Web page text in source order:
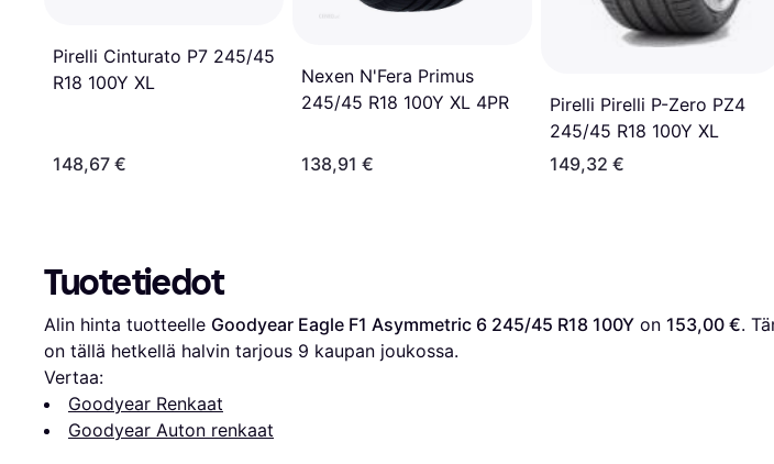
Pirelli Cinturato P7 245/45
R18 100Y XL
148,67 €
Nexen N'Fera Primus
245/45 R18 100Y XL 4PR
138,91 €
Pirelli Pirelli P-Zero PZ4
245/45 R18 100Y XL
149,32 €
Tuotetiedot
Alin hinta tuotteelle Goodyear Eagle F1 Asymmetric 6 245/45 R18 100Y on 153,00 €.
on tällä hetkellä halvin tarjous 9 kaupan joukossa.
Vertaa:
Goodyear Renkaat
Goodyear Auton renkaat